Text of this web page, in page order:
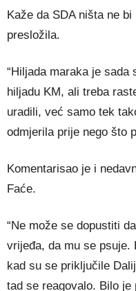
Kaže da SDA ništa ne
presložila.
“Hiljada maraka je
hiljadu KM, ali treba
uradili, već samo tek
odmjerila prije nego što
Komentarisao je i
Faće.
“Ne može se dopustiti
vrijeđa, da mu se psuje.
kad su se priključile
tad se reagovalo. Bilo